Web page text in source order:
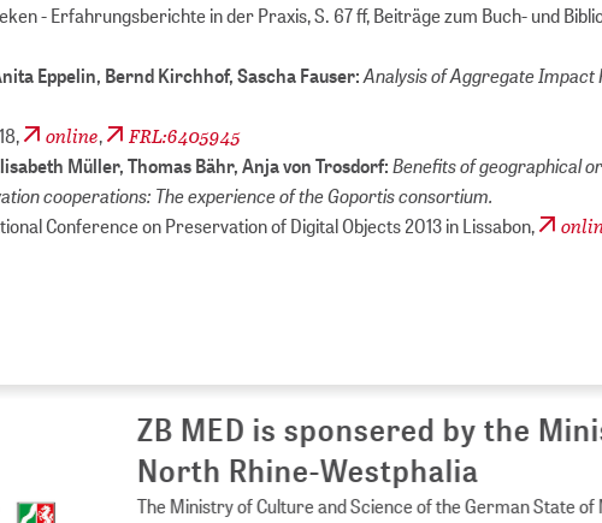
- Erfahrungsberichte in der Praxis, S. 67 ff, Beiträge zum Buch- und
Eppelin, Bernd Kirchhof, Sascha Fauser:Analysis of Aggregate
online, FRL:6405945
Müller, Thomas Bähr, Anja von Trosdorf:Benefits of geographical
cooperations: The experience of the Goportis consortium.
Conference on Preservation of Digital Objects 2013 in Lissabon,
ZB MED is sponsered by the
North Rhine-Westphalia
The Ministry of Culture and Science of the German State of